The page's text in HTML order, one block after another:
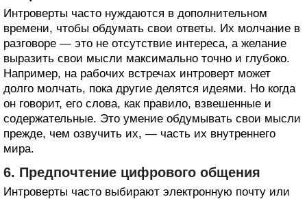
Интроверты часто нуждаются в дополнительном
времени, чтобы обдумать свои ответы. Их молчание в
разговоре — это не отсутствие интереса, а желание
выразить свои мысли максимально точно и глубоко.
Например, на рабочих встречах интроверт может
долго молчать, пока другие делятся идеями. Но когда
он говорит, его слова, как правило, взвешенные и
содержательные. Это умение обдумывать свои мысли
прежде, чем озвучить их, — часть их внутреннего
мира.
6. Предпочтение цифрового общения
Интроверты часто выбирают электронную почту или